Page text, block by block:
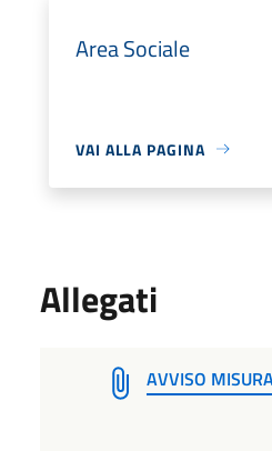
Area Sociale
VAI ALLA PAGINA
Allegati
AVVISO